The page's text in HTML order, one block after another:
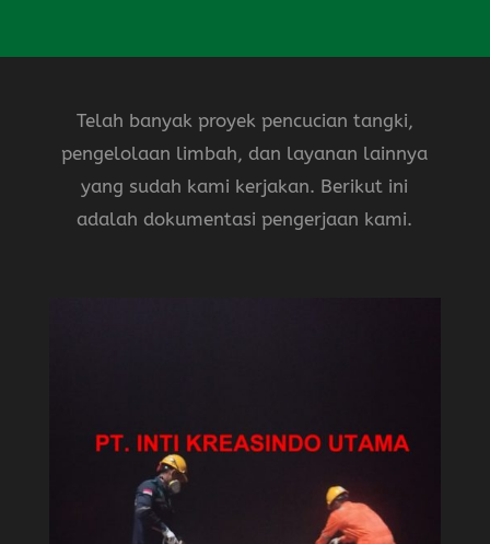
Telah banyak proyek pencucian tangki,
pengelolaan limbah, dan layanan lainnya
yang sudah kami kerjakan. Berikut ini
adalah dokumentasi pengerjaan kami.